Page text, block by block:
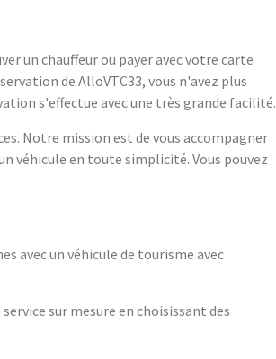
un chauffeur ou payer avec votre carte
de AlloVTC33, vous n'avez plus
s'effectue avec une très grande facilité.
Notre mission est de vous accompagner
véhicule en toute simplicité. Vous pouvez
avec un véhicule de tourisme avec
sur mesure en choisissant des